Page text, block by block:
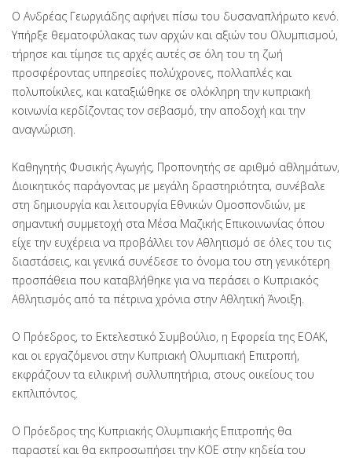
Ο Ανδρέας Γεωργιάδης αφήνει πίσω του δυσαναπλήρωτο κενό.
Υπήρξε θεματοφύλακας των αρχών και αξιών του Ολυμπισμού,
τήρησε και τίμησε τις αρχές αυτές σε όλη του τη ζωή
προσφέροντας υπηρεσίες πολύχρονες, πολλαπλές και
πολυποίκιλες, και καταξιώθηκε σε ολόκληρη την κυπριακή
κοινωνία κερδίζοντας τον σεβασμό, την αποδοχή και την
αναγνώριση.
Καθηγητής Φυσικής Αγωγής, Προπονητής σε αριθμό αθλημάτων,
Διοικητικός παράγοντας με μεγάλη δραστηριότητα, συνέβαλε
στη δημιουργία και λειτουργία Εθνικών Ομοσπονδιών, με
σημαντική συμμετοχή στα Μέσα Μαζικής Επικοινωνίας όπου
είχε την ευχέρεια να προβάλλει τον Αθλητισμό σε όλες του τις
διαστάσεις, και γενικά συνέδεσε το όνομα του στη γενικότερη
προσπάθεια που καταβλήθηκε για να περάσει ο Κυπριακός
Αθλητισμός από τα πέτρινα χρόνια στην Αθλητική Άνοιξη.
Ο Πρόεδρος, το Εκτελεστικό Συμβούλιο, η Εφορεία της ΕΟΑΚ,
και οι εργαζόμενοι στην Κυπριακή Ολυμπιακή Επιτροπή,
εκφράζουν τα ειλικρινή συλλυπητήρια, στους οικείους του
εκπλιπόντος.
Ο Πρόεδρος της Κυπριακής Ολυμπιακής Επιτροπής θα
παραστεί και θα εκπροσωπήσει την ΚΟΕ στην κηδεία του